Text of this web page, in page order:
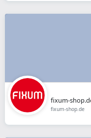
fixum-
fixum-shop.de